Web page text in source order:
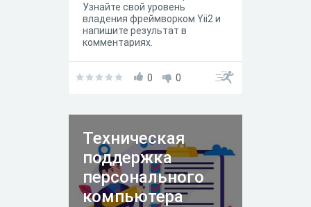
Узнайте свой уровень
владения фреймворком Yii2 и
напишите результат в
комментариях.
0 0
Техническая
поддержка
персонального
компьютера